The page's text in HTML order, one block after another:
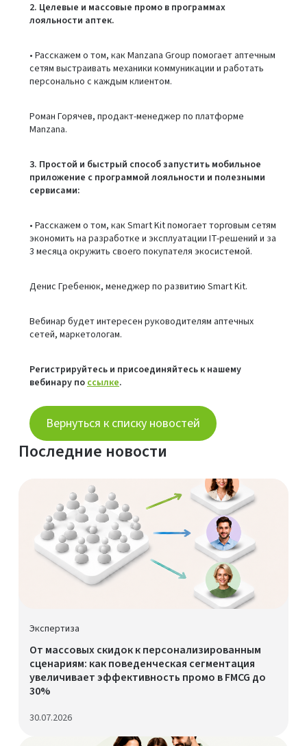
2. Целевые и массовые промо в программах
лояльности аптек.
• Расскажем о том, как Manzana Group помогает аптечным
сетям выстраивать механики коммуникации и работать
персонально с каждым клиентом.
Роман Горячев, продакт-менеджер по платформе
Manzana.
3. Простой и быстрый способ запустить мобильное
приложение с программой лояльности и полезными
сервисами:
• Расскажем о том, как Smart Kit помогает торговым сетям
экономить на разработке и эксплуатации IT-решений и за
3 месяца окружить своего покупателя экосистемой.
Денис Гребенюк, менеджер по развитию Smart Kit.
Вебинар будет интересен руководителям аптечных
сетей, маркетологам.
Регистрируйтесь и присоединяйтесь к нашему
вебинару поссылке.
Вернуться к списку новостей
Последние новости
Экспертиза
От массовых скидок к персонализированным
сценариям: как поведенческая сегментация
увеличивает эффективность промо в FMCG до
30%
30.07.2026